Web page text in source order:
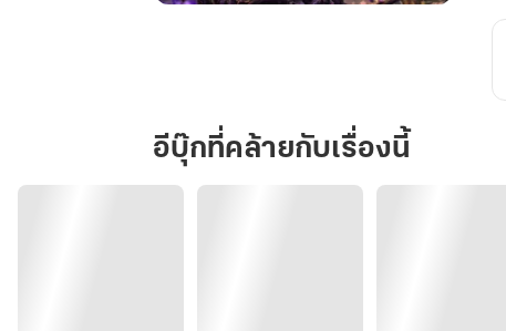
อีบุ๊กที่คล้ายกับเรื่องนี้